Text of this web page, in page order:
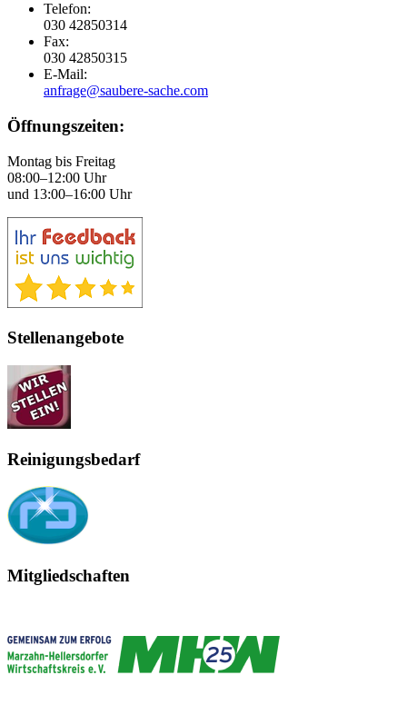
Telefon:
030 42850314
Fax:
030 42850315
E-Mail:
anfrage@saubere-sache.com
Öffnungszeiten:
Montag bis Freitag
08:00–12:00 Uhr
und 13:00–16:00 Uhr
Stellenangebote
Reinigungsbedarf
Mitgliedschaften